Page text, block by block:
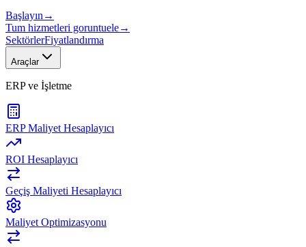
Başlayın →
Tum hizmetleri goruntuele→
SektörlerFiyatlandırma
Araçlar
ERP ve İşletme
ERP Maliyet Hesaplayıcı
ROI Hesaplayıcı
Geçiş Maliyeti Hesaplayıcı
Maliyet Optimizasyonu